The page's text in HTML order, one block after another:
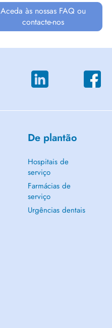
Aceda às nossas FAQ ou
contacte-nos
De plantão
Hospitais de
serviço
Farmácias de
serviço
Urgências dentais